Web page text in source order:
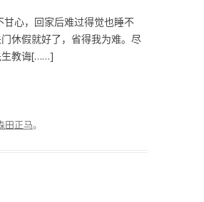
心，回家后难过得觉也睡不
休假就好了，省得我为难。尽
生教诲[……]
田正马。